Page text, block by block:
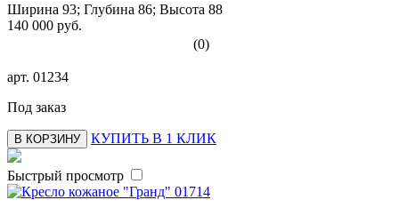
Ширина 93; Глубина 86; Высота 88
140 000 руб.
(0)
арт. 01234
Под заказ
В КОРЗИНУ КУПИТЬ В 1 КЛИК
Быстрый просмотр